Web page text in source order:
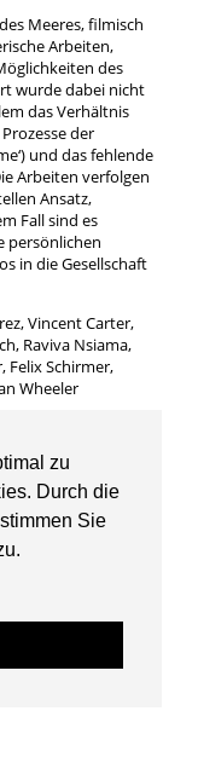
zu
Durch die
Sie
Meeres, filmisch
Arbeiten,
des
wurde dabei nicht
das Verhältnis
der
und das fehlende
Arbeiten verfolgen
Ansatz,
Fall sind es
persönlichen
in die Gesellschaft
Vincent Carter,
Raviva Nsiama,
Felix Schirmer,
Wheeler